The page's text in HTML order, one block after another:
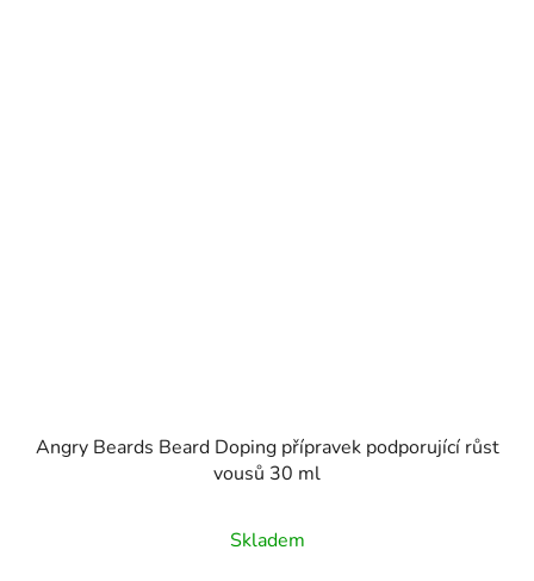
Angry Beards Beard Doping přípravek podporující růst
vousů 30 ml
Skladem